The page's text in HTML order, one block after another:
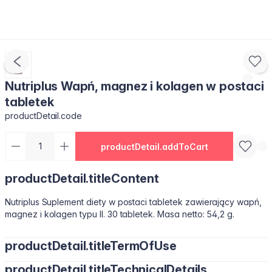
Nutriplus Wapń, magnez i kolagen w postaci
tabletek
productDetail.code
productDetail.addToCart
productDetail.titleContent
Nutriplus Suplement diety w postaci tabletek zawierający wapń,
magnez i kolagen typu II. 30 tabletek. Masa netto: 54,2 g.
productDetail.titleTermOfUse
Uwaga: Nie przekraczać zalecanego dziennego spożycia.